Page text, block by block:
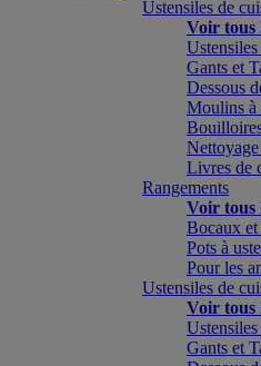
Ustensiles de
Voir tous
Gants et
Dessous
Moulins à
Livres de
Rangements
Voir tous
Bocaux et
Pots à
Pour les
Ustensiles de
Voir tous
Gants et